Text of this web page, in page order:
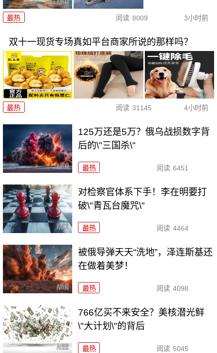
最热 阅读 8009 3小时前
双十一现货专场真如平台商家所说的那样吗？
最热 阅读 31145 4小时前
125万还是5万？俄乌战损数字背
后的\"三国杀\"
最热 阅读 6451
对检察官体系下手！李在明要打
破\"青瓦台魔咒\"
最热 阅读 4464
被俄导弹天天“洗地”，泽连斯基还
在做着美梦！
最热 阅读 4098
766亿买不来安全？美核潜光鲜
\"大计划\"的背后
最热 阅读 5045